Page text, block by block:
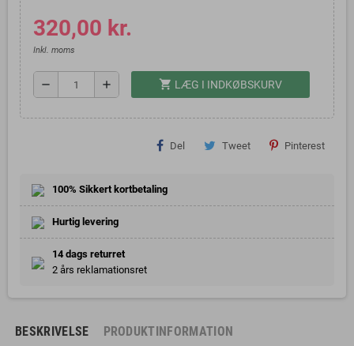
320,00 kr.
Inkl. moms
remove add shopping_cart LÆG I INDKØBSKURV
Del Tweet Pinterest
100% Sikkert kortbetaling
Hurtig levering
14 dags returret
2 års reklamationsret
BESKRIVELSE
PRODUKTINFORMATION